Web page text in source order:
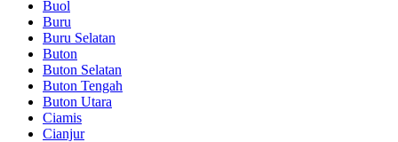
Buol
Buru
Buru Selatan
Buton
Buton Selatan
Buton Tengah
Buton Utara
Ciamis
Cianjur